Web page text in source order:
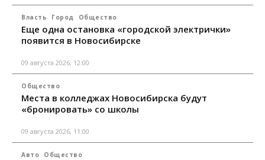
Власть Город Общество
Еще одна остановка «городской электрички»
появится в Новосибирске
09 августа 2026, 12:00
Общество
Места в колледжах Новосибирска будут
«бронировать» со школы
09 августа 2026, 11:00
Авто Общество